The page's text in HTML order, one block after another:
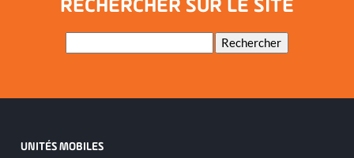
RECHERCHER SUR LE SITE
Mots-
Rechercher
UNITÉS MOBILES